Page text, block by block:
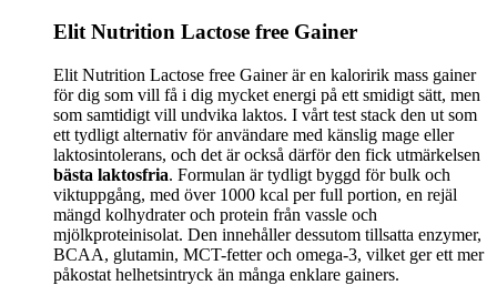
Elit Nutrition Lactose free Gainer
Elit Nutrition Lactose free Gainer är en kaloririk mass gainer
för dig som vill få i dig mycket energi på ett smidigt sätt, men
som samtidigt vill undvika laktos. I vårt test stack den ut som
ett tydligt alternativ för användare med känslig mage eller
laktosintolerans, och det är också därför den fick utmärkelsen
bästa laktosfria. Formulan är tydligt byggd för bulk och
viktuppgång, med över 1000 kcal per full portion, en rejäl
mängd kolhydrater och protein från vassle och
mjölkproteinisolat. Den innehåller dessutom tillsatta enzymer,
BCAA, glutamin, MCT-fetter och omega-3, vilket ger ett mer
påkostat helhetsintryck än många enklare gainers.